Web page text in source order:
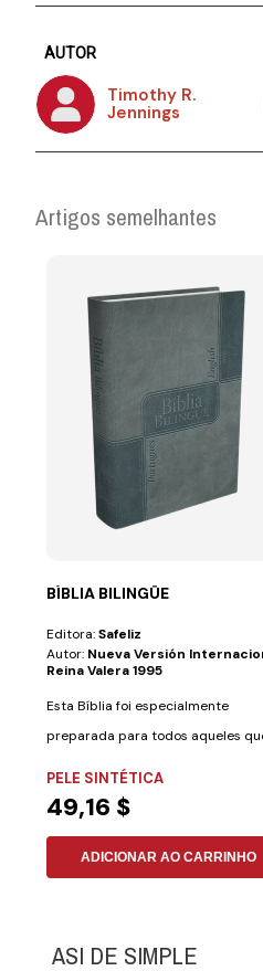
AUTOR
Timothy R.
Jennings
Artigos semelhantes
BÍBLIA BILINGÜE
Editora:Safeliz
Autor: Nueva Versión
Reina Valera 1995
Esta Bíblia foi especialmente
preparada para todos aqueles
desejam aprender...
PELE SINTÉTICA
49,16 $
ADICIONAR AO CARRINHO
ASI DE SIMPLE